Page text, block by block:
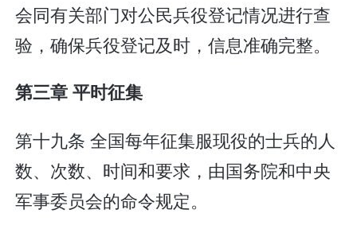
会同有关部门对公民兵役登记情况进行查
验，确保兵役登记及时，信息准确完整。
第三章 平时征集
第十九条 全国每年征集服现役的士兵的人
数、次数、时间和要求，由国务院和中央
军事委员会的命令规定。